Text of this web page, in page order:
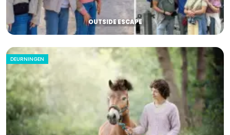
OUTSIDE ESCAPE
DEURNINGEN